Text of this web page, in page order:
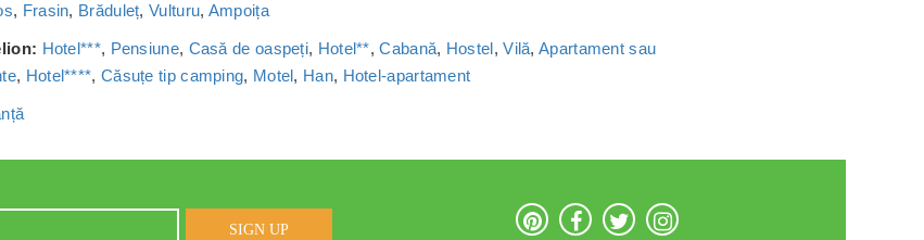
, Frasin, Brăduleț,Vulturu, Ampoița
Hotel***, Pensiune, Casă de oaspeți, Hotel**,Cabană, Hostel,Vilă,Apartament sau
, Hotel****, Căsuțe tip camping, Motel, Han, Hotel-apartament
SIGN UP